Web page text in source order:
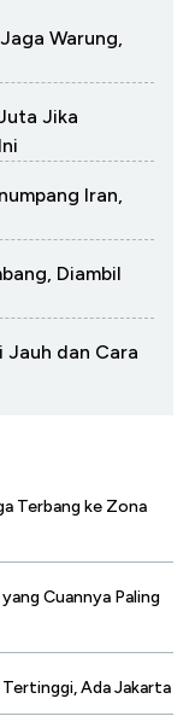
Warung,
Jika
Iran,
Diambil
Jauh dan Cara
Terbang ke Zona
Cuannya Paling
Ada Jakarta